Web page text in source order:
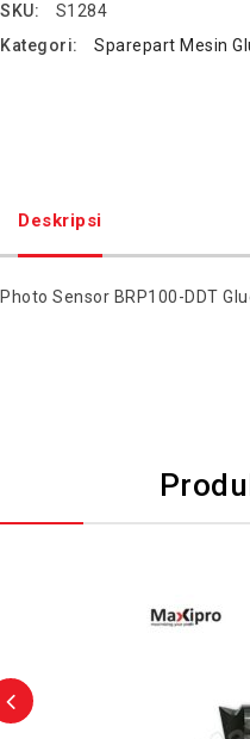
SKU:
S1284
Kategori:
Sparepart Mesin
Deskripsi
Photo Sensor BRP100-DDT